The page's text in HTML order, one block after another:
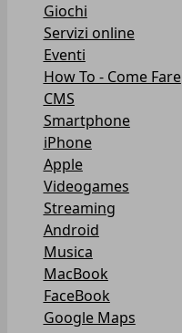
Giochi
Servizi online
Eventi
How To - Come Fare
CMS
Smartphone
iPhone
Apple
Videogames
Streaming
Android
Musica
MacBook
FaceBook
Google Maps